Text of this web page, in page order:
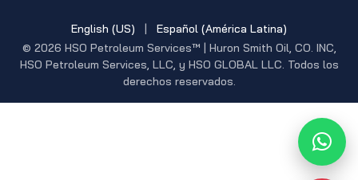
© 2026 HSO Petroleum Services™ | Huron Smith Oil, CO. INC,
HSO Petroleum Services, LLC, y HSO GLOBAL LLC. Todos los
derechos reservados.
English (US) | Español (América Latina)